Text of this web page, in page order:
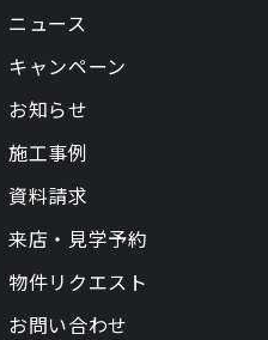
ニュース
キャンペーン
お知らせ
施工事例
資料請求
来店・見学予約
物件リクエスト
お問い合わせ